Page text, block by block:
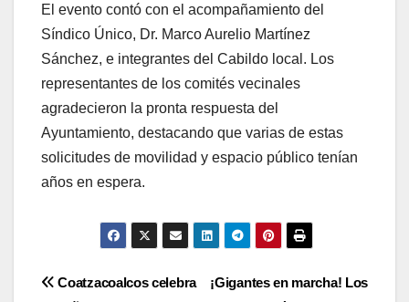
El evento contó con el acompañamiento del
Síndico Único, Dr. Marco Aurelio Martínez
Sánchez, e integrantes del Cabildo local. Los
representantes de los comités vecinales
agradecieron la pronta respuesta del
Ayuntamiento, destacando que varias de estas
solicitudes de movilidad y espacio público tenían
años en espera.
Navegación
¡Gigantes en marcha! Los
Coatzacoalcos celebra